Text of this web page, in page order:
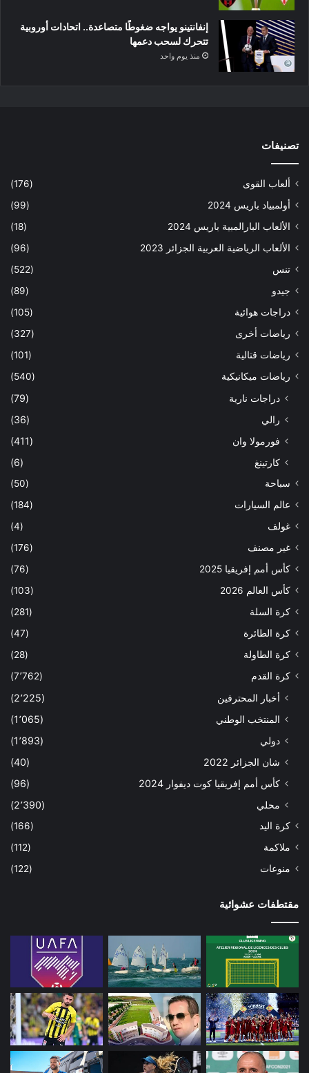
إنفانتينو يواجه ضغوطًا متصاعدة.. اتحادات أوروبية
تتحرك لسحب دعمها
منذ يوم واحد
تصنيفات
ألعاب القوى
(176)
أولمبياد باريس 2024
(99)
الألعاب البارالمبية باريس 2024
(18)
الألعاب الرياضية العربية الجزائر 2023
(96)
تنس
(522)
جيدو
(89)
دراجات هوائية
(105)
رياضات أخرى
(327)
رياضات قتالية
(101)
رياضات ميكانيكية
(540)
دراجات نارية
(79)
رالي
(36)
فورمولا وان
(411)
كارتينغ
(6)
سباحة
(50)
عالم السيارات
(184)
غولف
(4)
غير مصنف
(176)
كأس أمم إفريقيا 2025
(76)
كأس العالم 2026
(103)
كرة السلة
(281)
كرة الطائرة
(47)
كرة الطاولة
(28)
كرة القدم
(7٬762)
أخبار المحترفين
(2٬225)
المنتخب الوطني
(1٬065)
دولي
(1٬893)
شان الجزائر 2022
(40)
كأس أمم إفريقيا كوت ديفوار 2024
(96)
محلي
(2٬390)
كرة اليد
(166)
ملاكمة
(112)
منوعات
(122)
مقتطفات عشوائية